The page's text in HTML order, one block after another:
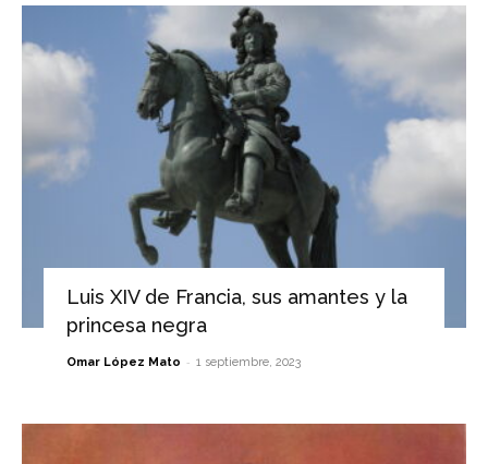
Luis XIV de Francia, sus amantes y la
princesa negra
Omar López Mato - 1 septiembre, 2023